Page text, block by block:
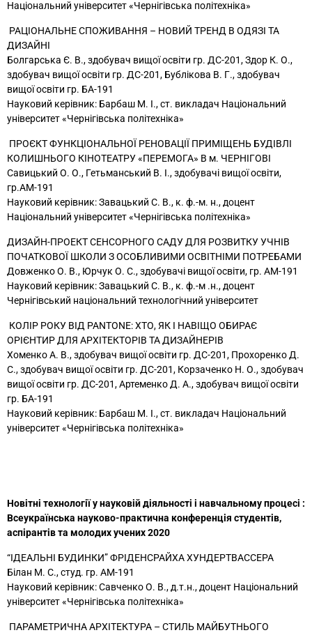
Національний університет «Чернігівська політехніка»
РАЦІОНАЛЬНЕ СПОЖИВАННЯ – НОВИЙ ТРЕНД В ОДЯЗІ ТА
ДИЗАЙНІ
Болгарська Є. В., здобувач вищої освіти гр. ДС-201, Здор К. О.,
здобувач вищої освіти гр. ДС-201, Бублікова В. Г., здобувач
вищої освіти гр. БА-191
Науковий керівник: Барбаш М. І., ст. викладач Національний
університет «Чернігівська політехніка»
ПРОЄКТ ФУНКЦІОНАЛЬНОЇ РЕНОВАЦІЇ ПРИМІЩЕНЬ БУДІВЛІ
КОЛИШНЬОГО КІНОТЕАТРУ «ПЕРЕМОГА» В м. ЧЕРНІГОВІ
Савицький О. О., Гетьманський В. І., здобувачі вищої освіти,
гр.АМ-191
Науковий керівник: Завацький С. В., к. ф.-м. н., доцент
Національний університет «Чернігівська політехніка»
ДИЗАЙН-ПРОЕКТ СЕНСОРНОГО САДУ ДЛЯ РОЗВИТКУ УЧНІВ
ПОЧАТКОВОЇ ШКОЛИ З ОСОБЛИВИМИ ОСВІТНІМИ ПОТРЕБАМИ
Довженко О. В., Юрчук О. С., здобувачі вищої освіти, гр. АМ-191
Науковий керівник: Завацький С. В., к. ф.-м .н., доцент
Чернігівський національний технологічний університет
КОЛІР РОКУ ВІД PANTONE: ХТО, ЯК І НАВІЩО ОБИРАЄ
ОРІЄНТИР ДЛЯ АРХІТЕКТОРІВ ТА ДИЗАЙНЕРІВ
Хоменко А. В., здобувач вищої освіти гр. ДС-201, Прохоренко Д.
С., здобувач вищої освіти гр. ДС-201, Корзаченко Н. О., здобувач
вищої освіти гр. ДС-201, Артеменко Д. А., здобувач вищої освіти
гр. БА-191
Науковий керівник: Барбаш М. І., ст. викладач Національний
університет «Чернігівська політехніка»
Новітні технології у науковій діяльності і навчальному процесі :
Всеукраїнська науково-практична конференція студентів,
аспірантів та молодих учених 2020
“ІДЕАЛЬНІ БУДИНКИ” ФРІДЕНСРАЙХА ХУНДЕРТВАССЕРА
Білан М. С., студ. гр. АМ-191
Науковий керівник: Савченко О. В., д.т.н., доцент Національний
університет «Чернігівська політехніка»
ПАРАМЕТРИЧНА АРХІТЕКТУРА – СТИЛЬ МАЙБУТНЬОГО